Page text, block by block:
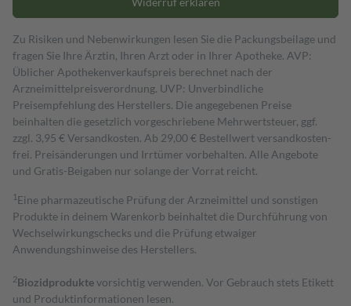
Zu Risiken und Nebenwirkungen lesen Sie die Packungsbeilage und
fragen Sie Ihre Ärztin, Ihren Arzt oder in Ihrer Apotheke. AVP:
Üblicher Apothekenverkaufspreis berechnet nach der
Arzneimittelpreisverordnung. UVP: Unverbindliche
Preisempfehlung des Herstellers. Die angegebenen Preise
beinhalten die gesetzlich vorgeschriebene Mehrwertsteuer, ggf.
zzgl. 3,95 € Versandkosten. Ab 29,00 € Bestell­wert versand­kosten­
frei. Preisänderungen und Irrtümer vorbehalten. Alle Angebote
und Gratis-Beigaben nur solange der Vorrat reicht.
1 Eine pharmazeutische Prüfung der Arzneimittel und sonstigen
Produkte in deinem Warenkorb beinhaltet die Durchführung von
Wechselwirkungschecks und die Prüfung etwaiger
Anwendungshinweise des Herstellers.
2Biozidproduktevorsichtig verwenden. Vor Gebrauch stets Etikett
und Produktinformationen lesen.